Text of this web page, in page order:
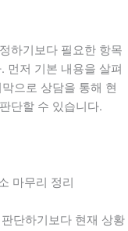
하기보다 필요한 항목
먼저 기본 내용을 살펴
으로 상담을 통해 현
단할 수 있습니다.
마무리 정리
단하기보다 현재 상황